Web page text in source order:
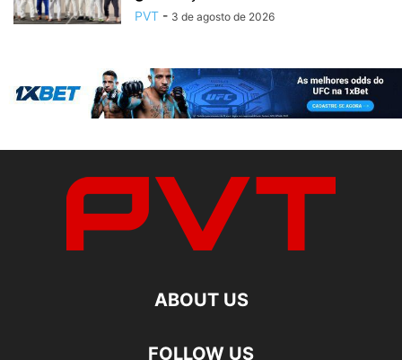
PVT - 3 de agosto de 2026
ABOUT US
FOLLOW US